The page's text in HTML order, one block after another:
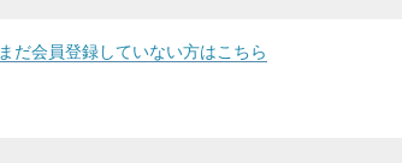
まだ会員登録していない方はこちら